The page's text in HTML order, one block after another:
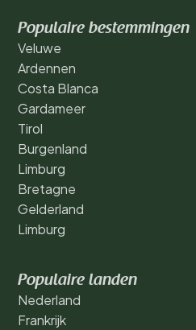
Populaire bestemmingen
Veluwe
Ardennen
Costa Blanca
Gardameer
Tirol
Burgenland
Limburg
Bretagne
Gelderland
Limburg
Populaire landen
Nederland
Frankrijk